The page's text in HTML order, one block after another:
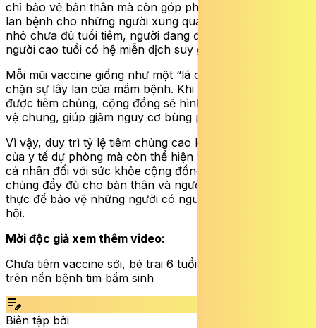
chỉ bảo vệ bản thân mà còn góp phần giảm nguy cơ lây
lan bệnh cho những người xung quanh, đặc biệt là trẻ
nhỏ chưa đủ tuổi tiêm, người đang điều trị bệnh hoặc
người cao tuổi có hệ miễn dịch suy giảm.
Mỗi mũi vaccine giống như một “lá chắn” giúp ngăn
chặn sự lây lan của mầm bệnh. Khi nhiều người cùng
được tiêm chủng, cộng đồng sẽ hình thành một lớp bảo
vệ chung, giúp giảm nguy cơ bùng phát dịch.
Vì vậy, duy trì tỷ lệ tiêm chủng cao không chỉ là mục tiêu
của y tế dự phòng mà còn thể hiện trách nhiệm của mỗi
cá nhân đối với sức khỏe cộng đồng. Chủ động tiêm
chủng đầy đủ cho bản thân và người thân là cách thiết
thực để bảo vệ những người có nguy cơ cao trong xã
hội.
Mời độc giả xem thêm video:
Chưa tiêm vaccine sởi, bé trai 6 tuổi tử vong thương tâm
trên nền bệnh tim bẩm sinh
edit_note
Biên tập bởi